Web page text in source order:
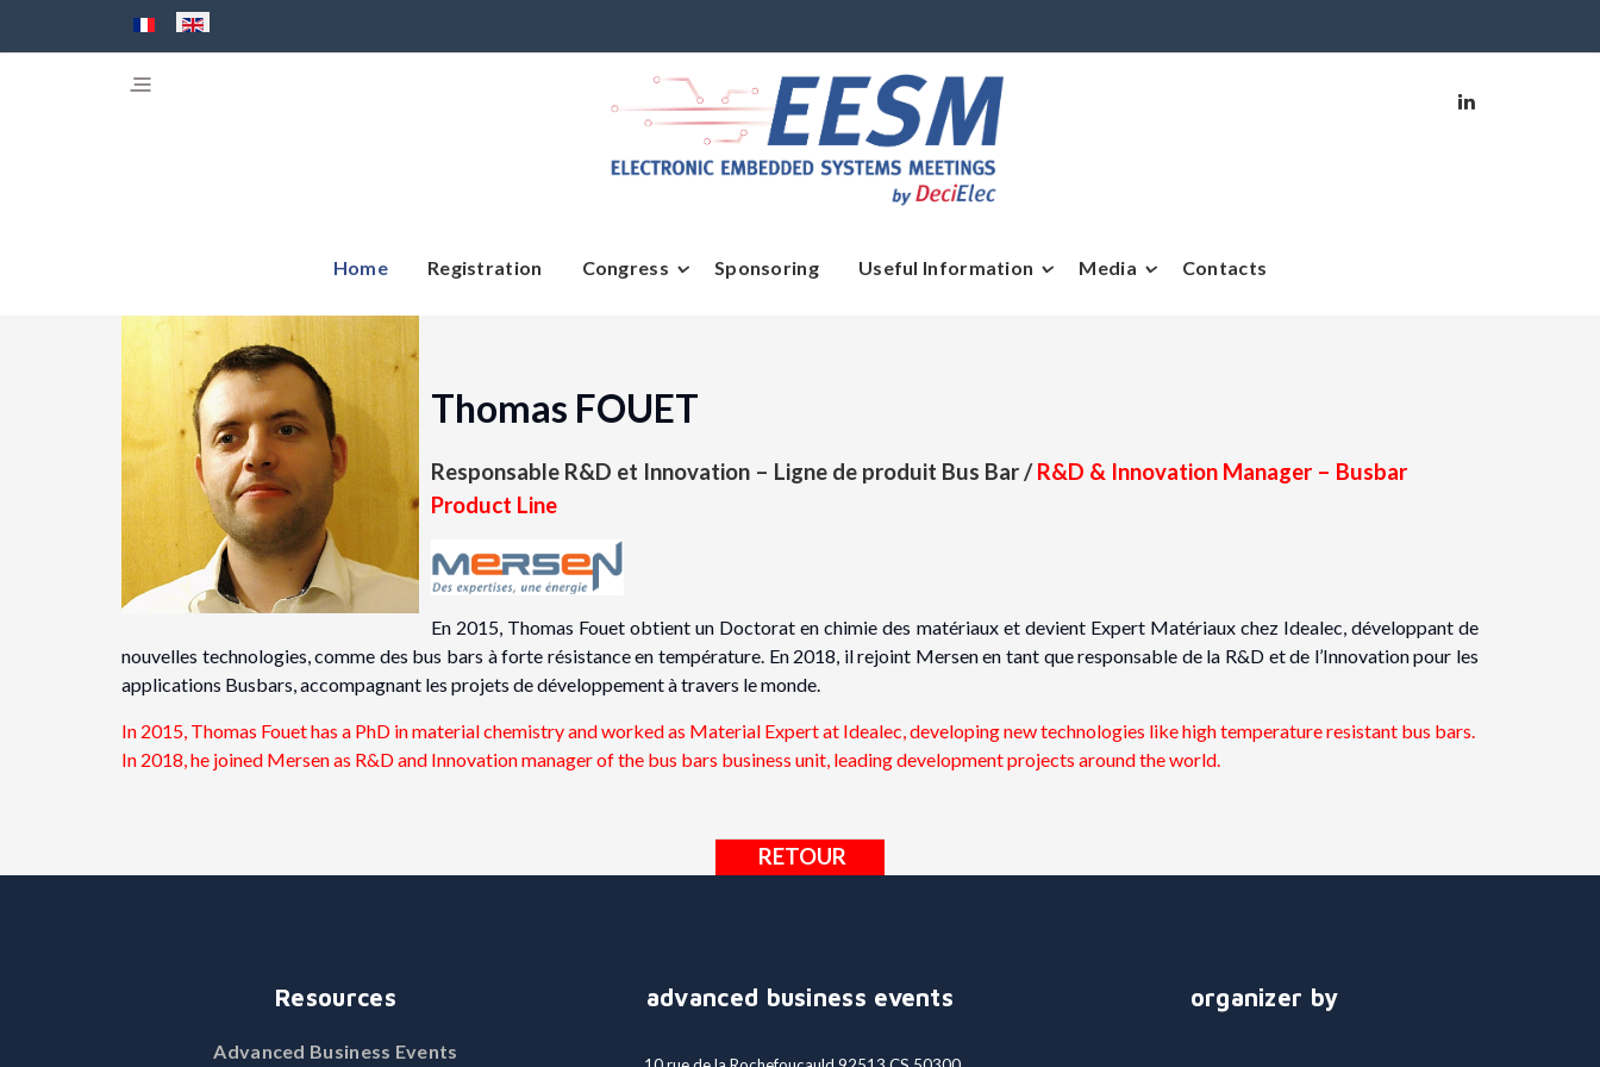
Select your language
Home Registration Congress Sponsoring Useful Information Media Contacts
Thomas FOUET
Responsable R&D et Innovation – Ligne de produit Bus Bar /R&D & Innovation Manager – Busbar
Product Line
En 2015, Thomas Fouet obtient un Doctorat en chimie des matériaux et devient Expert Matériaux chez Idealec, développant de
nouvelles technologies, comme des bus bars à forte résistance en température. En 2018, il rejoint Mersen en tant que responsable de la R&D et de l’Innovation pour les
applications Busbars, accompagnant les projets de développement à travers le monde.
In 2015, Thomas Fouet has a PhD in material chemistry and worked as Material Expert at Idealec, developing new technologies like high temperature resistant bus bars.
In 2018, he joined Mersen as R&D and Innovation manager of the bus bars business unit, leading development projects around the world.
RETOUR
Resources
Advanced Business Events
advanced business events organizer by